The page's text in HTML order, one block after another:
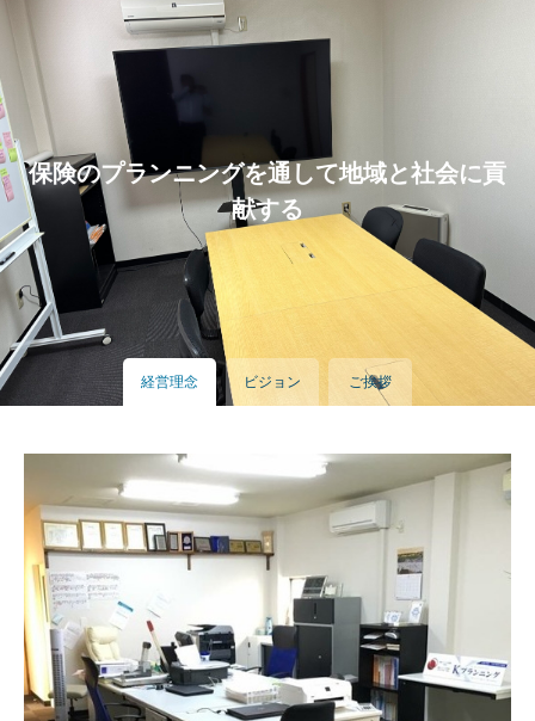
保険のプランニングを通して地域と社会に貢
献する
経営理念 ビジョン ご挨拶